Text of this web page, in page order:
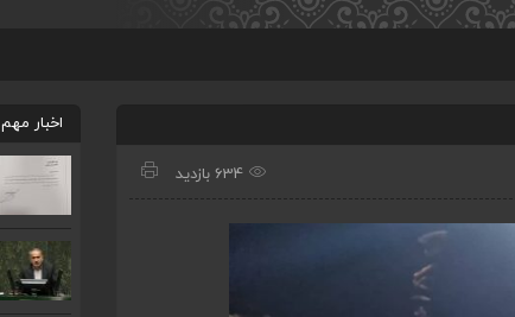
634 بازدید
اخبار مهم